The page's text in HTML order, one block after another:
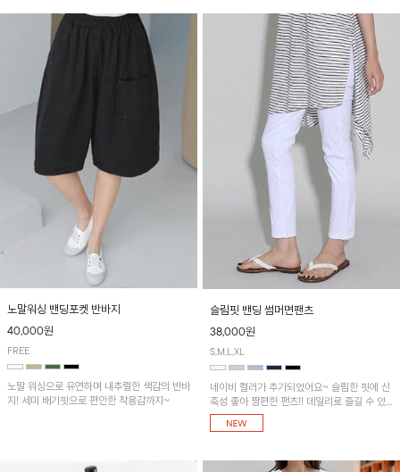
노말워싱 밴딩포켓 반바지
40,000원
FREE
노말 워싱으로 유연하며 내추럴한 색감의 반바
지! 세미 배기핏으로 편안한 착용감까지~
슬림핏 밴딩 썸머면팬츠
38,000원
S,M,L,XL
네이비 컬러가 추가되었어요~ 슬림한 핏에 신
축성 좋아 짱편한 팬츠!! 데일리로 즐길 수 있
는 기본 컬러들로 준비했어요~